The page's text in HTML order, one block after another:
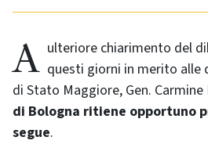
A ulteriore chiarimento del dibattito sollevato in questi giorni in merito alle
di Stato Maggiore, Gen. Carmine
di Bologna ritiene opportuno
segue.